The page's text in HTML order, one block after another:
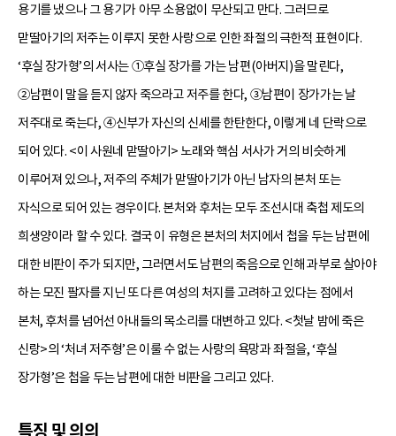
용기를 냈으나 그 용기가 아무 소용없이 무산되고 만다. 그러므로
맏딸아기의 저주는 이루지 못한 사랑으로 인한 좌절의 극한적 표현이다.
‘후실 장가형’의 서사는 ①후실 장가를 가는 남편(아버지)을 말린다,
②남편이 말을 듣지 않자 죽으라고 저주를 한다, ③남편이 장가가는 날
저주대로 죽는다, ④신부가 자신의 신세를 한탄한다, 이렇게 네 단락으로
되어 있다. <이 사원네 맏딸아기> 노래와 핵심 서사가 거의 비슷하게
이루어져 있으나, 저주의 주체가 맏딸아기가 아닌 남자의 본처 또는
자식으로 되어 있는 경우이다. 본처와 후처는 모두 조선시대 축첩 제도의
희생양이라 할 수 있다. 결국 이 유형은 본처의 처지에서 첩을 두는 남편에
대한 비판이 주가 되지만, 그러면서도 남편의 죽음으로 인해 과부로 살아야
하는 모진 팔자를 지닌 또 다른 여성의 처지를 고려하고 있다는 점에서
본처, 후처를 넘어선 아내들의 목소리를 대변하고 있다. <첫날 밤에 죽은
신랑>의 ‘처녀 저주형’은 이룰 수 없는 사랑의 욕망과 좌절을, ‘후실
장가형’은 첩을 두는 남편에 대한 비판을 그리고 있다.
특징 및 의의